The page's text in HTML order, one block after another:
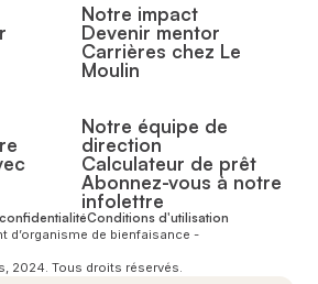
Notre impact
Devenir mentor
Carrières chez Le
Moulin
Notre équipe de
direction
Calculateur de prêt
Abonnez-vous à notre
infolettre
d’organisme de bienfaisance -
2024. Tous droits réservés.
Conditions d'utilisation